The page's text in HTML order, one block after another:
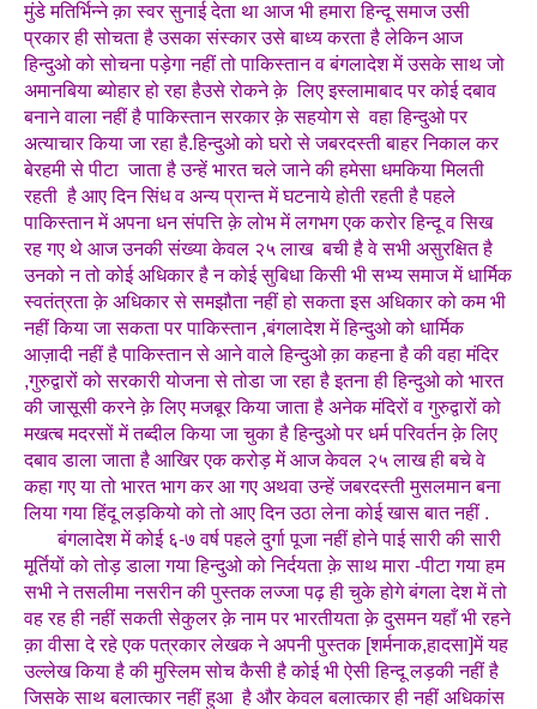
मुंडे मतिर्भिन्ने क़ा स्वर सुनाई देता था आज भी हमारा हिन्दू समाज उसी
प्रकार ही सोचता है उसका संस्कार उसे बाध्य करता है लेकिन आज
हिन्दुओ को सोचना पड़ेगा नहीं तो पाकिस्तान व बंगलादेश में उसके साथ जो
अमानबिया ब्योहार हो रहा हैउसे रोकने क़े लिए इस्लामाबाद पर कोई दबाव
बनाने वाला नहीं है पाकिस्तान सरकार क़े सहयोग से वहा हिन्दुओ पर
अत्याचार किया जा रहा है.हिन्दुओ को घरो से जबरदस्ती बाहर निकाल कर
बेरहमी से पीटा जाता है उन्हें भारत चले जाने की हमेसा धमकिया मिलती
रहती है आए दिन सिंध व अन्य प्रान्त में घटनाये होती रहती है पहले
पाकिस्तान में अपना धन संपत्ति क़े लोभ में लगभग एक करोर हिन्दू व सिख
रह गए थे आज उनकी संख्या केवल २५ लाख बची है वे सभी असुरक्षित है
उनको न तो कोई अधिकार है न कोई सुबिधा किसी भी सभ्य समाज में धार्मिक
स्वतंत्रता क़े अधिकार से समझौता नहीं हो सकता इस अधिकार को कम भी
नहीं किया जा सकता पर पाकिस्तान ,बंगलादेश में हिन्दुओ को धार्मिक
आज़ादी नहीं है पाकिस्तान से आने वाले हिन्दुओ क़ा कहना है की वहा मंदिर
,गुरुद्वारों को सरकारी योजना से तोडा जा रहा है इतना ही हिन्दुओ को भारत
की जासूसी करने क़े लिए मजबूर किया जाता है अनेक मंदिरों व गुरुद्वारों को
मखत्ब मदरसों में तब्दील किया जा चुका है हिन्दुओ पर धर्म परिवर्तन क़े लिए
दबाव डाला जाता है आखिर एक करोड़ में आज केवल २५ लाख ही बचे वे
कहा गए या तो भारत भाग कर आ गए अथवा उन्हें जबरदस्ती मुसलमान बना
लिया गया हिंदू लड़कियो को तो आए दिन उठा लेना कोई खास बात नहीं .
बंगलादेश में कोई ६-७ वर्ष पहले दुर्गा पूजा नहीं होने पाई सारी की सारी
मूर्तियों को तोड़ डाला गया हिन्दुओ को निर्दयता क़े साथ मारा -पीटा गया हम
सभी ने तसलीमा नसरीन की पुस्तक लज्जा पढ़ ही चुके होगे बंगला देश में तो
वह रह ही नहीं सकती सेकुलर क़े नाम पर भारतीयता क़े दुसमन यहाँ भी रहने
क़ा वीसा दे रहे एक पत्रकार लेखक ने अपनी पुस्तक [शर्मनाक,हादसा]में यह
उल्लेख किया है की मुस्लिम सोच कैसी है कोई भी ऐसी हिन्दू लड़की नहीं है
जिसके साथ बलात्कार नहीं हुआ है और केवल बलात्कार ही नहीं अधिकांस